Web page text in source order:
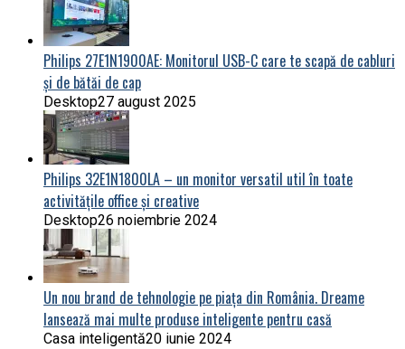
Philips 27E1N1900AE: Monitorul USB-C care te scapă de cabluri
și de bătăi de cap
Desktop27 august 2025
Philips 32E1N1800LA – un monitor versatil util în toate
activitățile office și creative
Desktop26 noiembrie 2024
Un nou brand de tehnologie pe piața din România. Dreame
lansează mai multe produse inteligente pentru casă
Casa inteligentă20 iunie 2024